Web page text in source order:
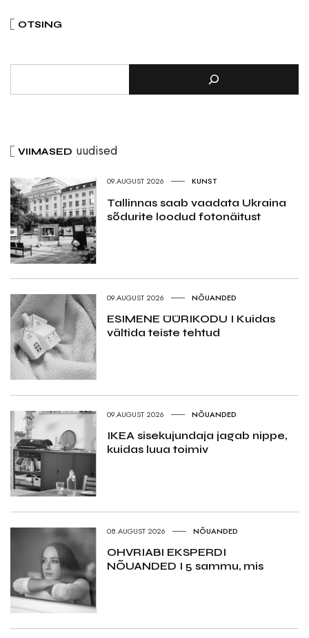
OTSING
VIIMASED uudised
09.AUGUST 2026 KUNST
Tallinnas saab vaadata Ukraina
sõdurite loodud fotonäitust
09.AUGUST 2026 NÕUANDED
ESIMENE ÜÜRIKODU I Kuidas
vältida teiste tehtud
09.AUGUST 2026 NÕUANDED
IKEA sisekujundaja jagab nippe,
kuidas luua toimiv
08.AUGUST 2026 NÕUANDED
OHVRIABI EKSPERDI
NÕUANDED I 5 sammu, mis